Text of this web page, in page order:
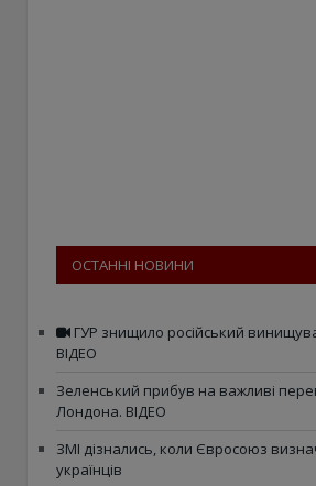
ОСТАННІ НОВИНИ
ГУР знищило російський
ВІДЕО
Зеленський прибув на важливі
Лондона. ВІДЕО
ЗМІ дізнались, коли Євросоюз
українців